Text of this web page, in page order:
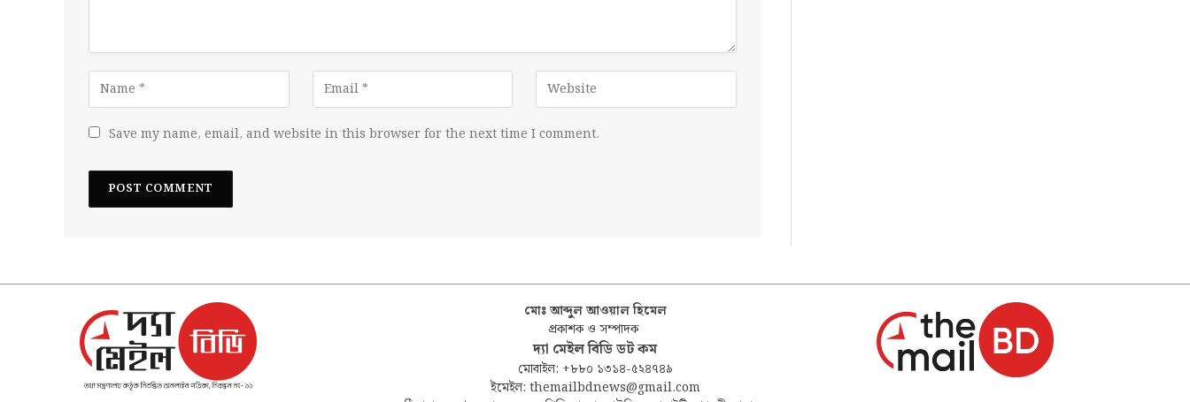
Save my name, email, and website in this browser for the next time I comment.
মোঃ আব্দুল আওয়াল হিমেল
প্রকাশক ও সম্পাদক
দ্যা মেইল বিডি ডট কম
মোবাইল: +৮৮০ ১৩১৪-৫২৪৭৪৯
ইমেইল: themailbdnews@gmail.com